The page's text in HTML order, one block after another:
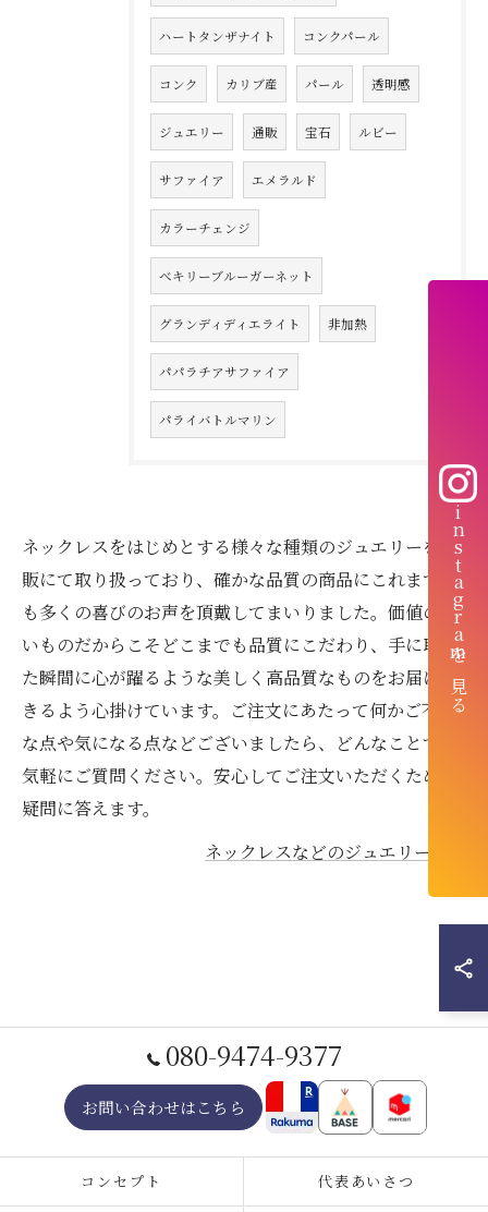
ハートタンザナイト コンクパール
コンク カリブ産 パール 透明感
ジュエリー 通販 宝石 ルビー
サファイア エメラルド
カラーチェンジ
べキリーブルーガーネット
グランディディエライト 非加熱
パパラチアサファイア
パライバトルマリン
ネックレスをはじめとする様々な種類のジュエリーを通
販にて取り扱っており、確かな品質の商品にこれまでに
も多くの喜びのお声を頂戴してまいりました。価値の高
いものだからこそどこまでも品質にこだわり、手に取っ
た瞬間に心が躍るような美しく高品質なものをお届けで
きるよう心掛けています。ご注文にあたって何かご不明
な点や気になる点などございましたら、どんなことでも
気軽にご質問ください。安心してご注文いただくために
疑問に答えます。
ネックレスなどのジュエリー販売
instagramを見る
080-9474-9377
お問い合わせはこちら
コンセプト 代表あいさつ